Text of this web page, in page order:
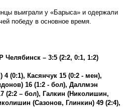
выиграли у «Барыса» и одержали
победу в основное время.
Челябинск – 3:5 (2:2, 0:1, 1:2)
(0:1), Касянчук 15 (0:2 - мен),
16 (1:2 - бол), Даллмэн
(2:2 – бол), Галкин (Николишин,
(Сазонов, Глинкин) 49 (2:4),